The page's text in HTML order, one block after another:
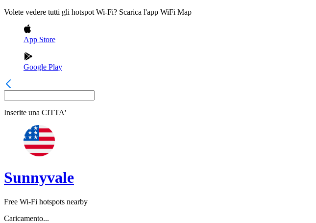
Volete vedere tutti gli hotspot Wi-Fi? Scarica l'app WiFi Map
App Store
Google Play
Inserite una CITTA'
Sunnyvale
Free Wi-Fi hotspots nearby
Caricamento...